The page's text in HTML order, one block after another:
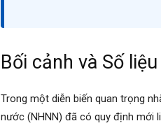
Bối cảnh và Số liệu
Trong một diễn biến quan trọng
nước (NHNN) đã có quy định mới